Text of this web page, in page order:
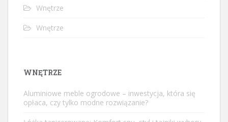
Wnętrze
Wnętrze
WNĘTRZE
Aluminiowe meble ogrodowe – inwestycja, która się
opłaca, czy tylko modne rozwiązanie?